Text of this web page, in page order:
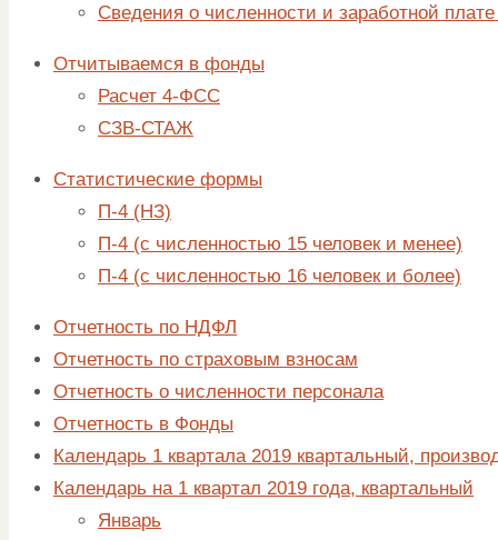
Сведения о численности и заработной плате
Отчитываемся в фонды
Расчет 4-ФСС
СЗВ-СТАЖ
Статистические формы
П-4 (НЗ)
П-4 (с численностью 15 человек и менее)
П-4 (с численностью 16 человек и более)
Отчетность по НДФЛ
Отчетность по страховым взносам
Отчетность о численности персонала
Отчетность в Фонды
Календарь 1 квартала 2019 квартальный,
Календарь на 1 квартал 2019 года, квартальный
Январь